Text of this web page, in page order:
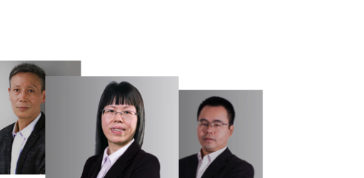
面 办学多年来,汇集了以赖映辉等高级工程师为核心的IT
教育精英,拥有计算机高级教师数百名,皆为“两高”(高学历+高
技能)的复合形人才,师资团队主要由高级工程师、专业技术考
评员、国际权威认证评委组成。我校校长马明东先生,曾荣获
江泽民亲笔题词的“国家技术能手”称号,并多次在国内外技能大
赛中荣获金奖,被评为“全国技术能手”称号,享受国家高技能人
才津贴。在他和赖映辉先生的带领下,*、厚重、富有凝聚力的